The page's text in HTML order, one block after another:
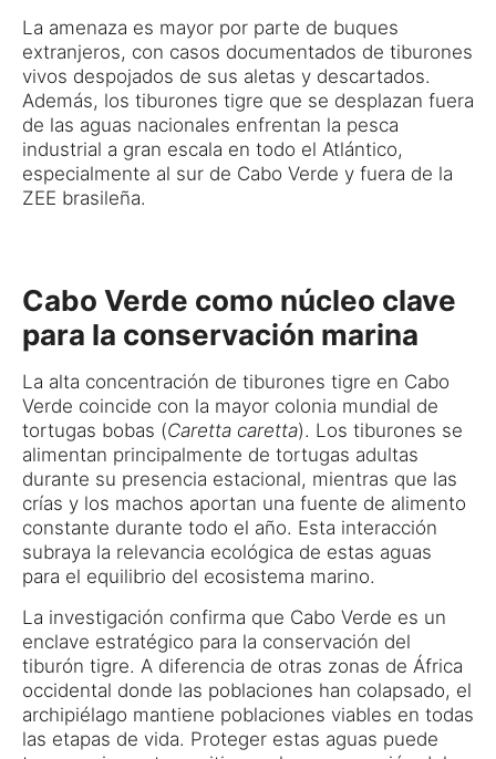
La amenaza es mayor por parte de buques
extranjeros, con casos documentados de tiburones
vivos despojados de sus aletas y descartados.
Además, los tiburones tigre que se desplazan fuera
de las aguas nacionales enfrentan la pesca
industrial a gran escala en todo el Atlántico,
especialmente al sur de Cabo Verde y fuera de la
ZEE brasileña.
Cabo Verde como núcleo clave
para la conservación marina
La alta concentración de tiburones tigre en Cabo
Verde coincide con la mayor colonia mundial de
tortugas bobas (Caretta caretta). Los tiburones se
alimentan principalmente de tortugas adultas
durante su presencia estacional, mientras que las
crías y los machos aportan una fuente de alimento
constante durante todo el año. Esta interacción
subraya la relevancia ecológica de estas aguas
para el equilibrio del ecosistema marino.
La investigación confirma que Cabo Verde es un
enclave estratégico para la conservación del
tiburón tigre. A diferencia de otras zonas de África
occidental donde las poblaciones han colapsado, el
archipiélago mantiene poblaciones viables en todas
las etapas de vida. Proteger estas aguas puede